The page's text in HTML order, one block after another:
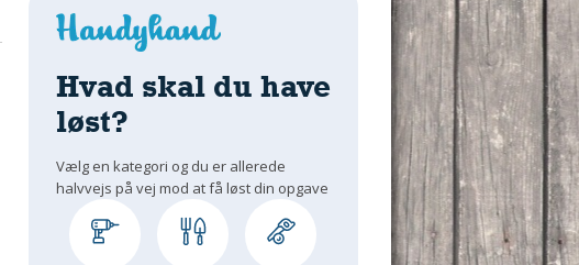
Hvad skal du have
løst?
Vælg en kategori og du er allerede
halvvejs på vej mod at få løst din opgave